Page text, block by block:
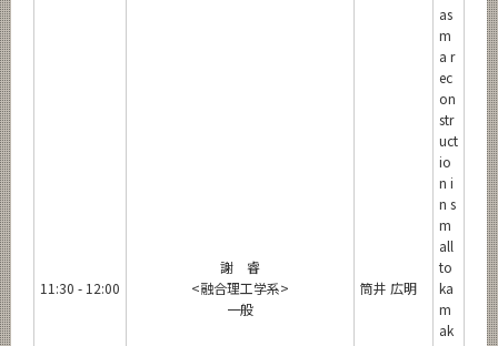
11:30 - 12:00
謝 睿
<融合理工学系>
一般
筒井 広明
as
m
a r
ec
on
str
uct
io
n i
n s
m
all
to
ka
m
ak